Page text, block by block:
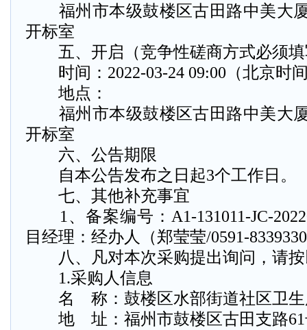
福州市本级鼓楼区古田路中美大厦
开标室
五、开启（竞争性磋商方式必须填
时间：2022-03-24 09:00（北京时
地点：
福州市本级鼓楼区古田路中美大厦
开标室
六、公告期限
自本公告发布之日起3个工作日。
七、其他补充事宜
1、备案编号：A1-131011-JC-
目经理：经办人（郑莹莹/0591-
八、凡对本次采购提出询问，请按
1.采购人信息
名 称：鼓楼区水部街道社区卫生
地 址：福州市鼓楼区古田支路61